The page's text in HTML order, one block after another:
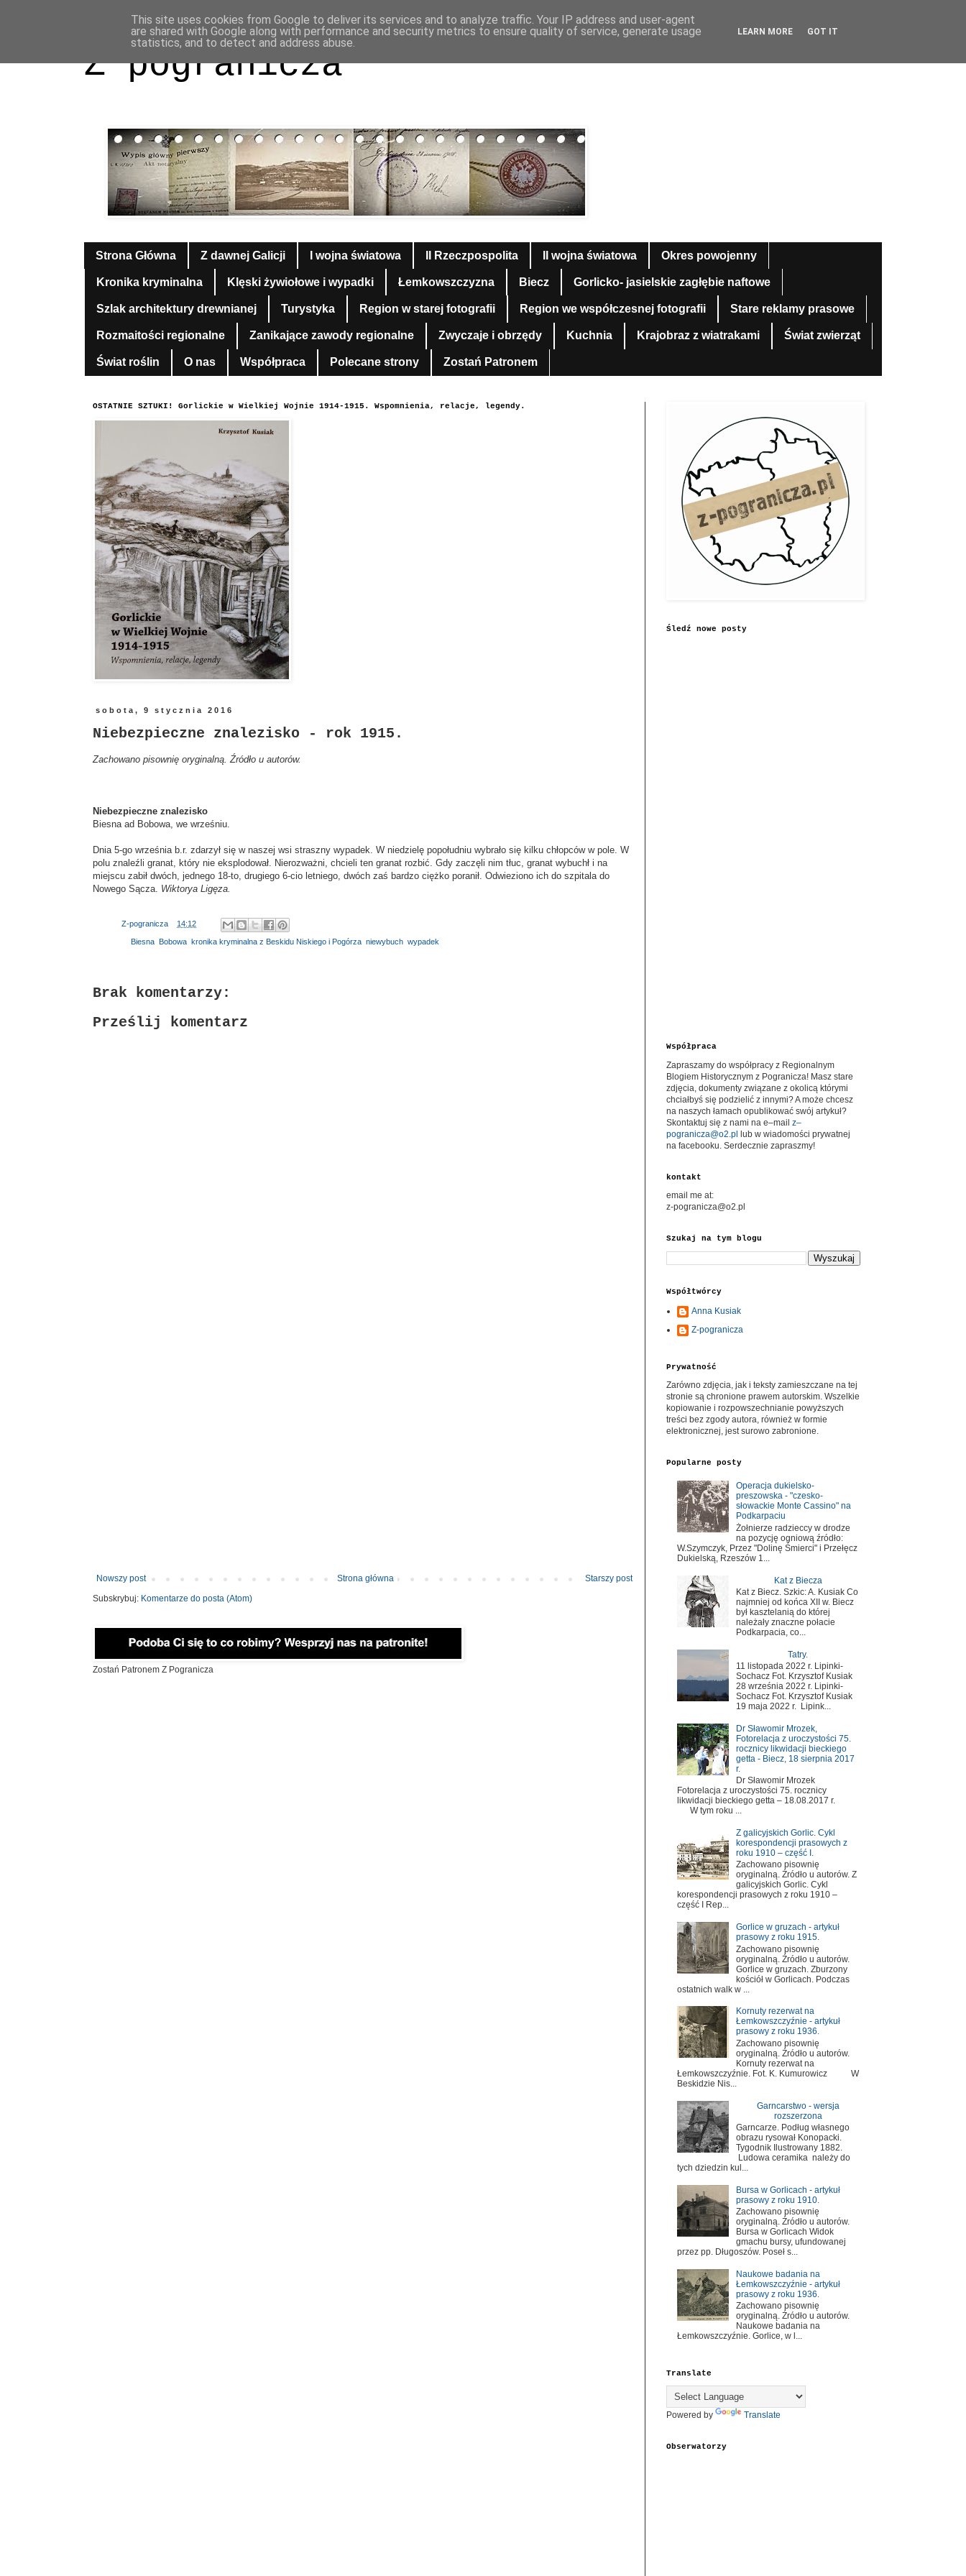
Z pogranicza
Strona Główna Z dawnej Galicji I wojna światowa II Rzeczpospolita II wojna światowa Okres powojenny
Kronika kryminalna Klęski żywiołowe i wypadki Łemkowszczyzna Biecz Gorlicko- jasielskie zagłębie naftowe
Szlak architektury drewnianej Turystyka Region w starej fotografii Region we współczesnej fotografii Stare reklamy prasowe
Rozmaitości regionalne Zanikające zawody regionalne Zwyczaje i obrzędy Kuchnia Krajobraz z wiatrakami Świat zwierząt
Świat roślin O nas Współpraca Polecane strony Zostań Patronem
OSTATNIE SZTUKI! Gorlickie w Wielkiej Wojnie 1914-1915. Wspomnienia, relacje, legendy.
sobota, 9 stycznia 2016
Niebezpieczne znalezisko - rok 1915.
Zachowano pisownię oryginalną. Źródło u autorów.
Niebezpieczne znalezisko
Biesna ad Bobowa, we wrześniu.
Dnia 5-go września b.r. zdarzył się w naszej wsi straszny wypadek. W niedzielę popołudniu wybrało się kilku chłopców w pole. W
polu znaleźli granat, który nie eksplodował. Nierozważni, chcieli ten granat rozbić. Gdy zaczęli nim tłuc, granat wybuchł i na
miejscu zabił dwóch, jednego 18-to, drugiego 6-cio letniego, dwóch zaś bardzo ciężko poranił. Odwieziono ich do szpitala do
Nowego Sącza. Wiktorya Ligęza.
Z-pogranicza 14:12
Biesna Bobowa kronika kryminalna z Beskidu Niskiego i Pogórza niewybuch wypadek
Brak komentarzy:
Prześlij komentarz
Nowszy post Starszy post
Strona główna
Subskrybuj: Komentarze do posta (Atom)
Zostań Patronem Z Pogranicza
Śledź nowe posty
Współpraca
Zapraszamy do współpracy z Regionalnym
Blogiem Historycznym z Pogranicza! Masz stare
zdjęcia, dokumenty związane z okolicą którymi
chciałbyś się podzielić z innymi? A może chcesz
na naszych łamach opublikować swój artykuł?
Skontaktuj się z nami na e–mail z–
pogranicza@o2.pl
lub w wiadomości prywatnej
na facebooku. Serdecznie zapraszmy!
kontakt
email me at:
z-pogranicza@o2.pl
Szukaj na tym blogu
Współtwórcy
Anna Kusiak
Z-pogranicza
Prywatność
Zarówno zdjęcia, jak i teksty zamieszczane na tej
stronie są chronione prawem autorskim. Wszelkie
kopiowanie i rozpowszechnianie powyższych
treści bez zgody autora, również w formie
elektronicznej, jest surowo zabronione.
Popularne posty
Operacja dukielsko-
preszowska - "czesko-
słowackie Monte Cassino" na
Podkarpaciu
Żołnierze radzieccy w drodze
na pozycję ogniową źródło:
W.Szymczyk, Przez "Dolinę Śmierci" i Przełęcz
Dukielską, Rzeszów 1...
Kat z Biecza
Kat z Biecz. Szkic: A. Kusiak Co
najmniej od końca XII w. Biecz
był kasztelanią do której
należały znaczne połacie
Podkarpacia, co...
Tatry.
11 listopada 2022 r. Lipinki-
Sochacz Fot. Krzysztof Kusiak
28 września 2022 r. Lipinki-
Sochacz Fot. Krzysztof Kusiak
19 maja 2022 r. Lipink...
Dr Sławomir Mrozek,
Fotorelacja z uroczystości 75.
rocznicy likwidacji bieckiego
getta - Biecz, 18 sierpnia 2017
r.
Dr Sławomir Mrozek
Fotorelacja z uroczystości 75. rocznicy
likwidacji bieckiego getta – 18.08.2017 r.
W tym roku ...
Z galicyjskich Gorlic. Cykl
korespondencji prasowych z
roku 1910 – część I.
Zachowano pisownię
oryginalną. Źródło u autorów. Z
galicyjskich Gorlic. Cykl
korespondencji prasowych z roku 1910 –
część I Rep...
Gorlice w gruzach - artykuł
prasowy z roku 1915.
Zachowano pisownię
oryginalną. Źródło u autorów.
Gorlice w gruzach. Zburzony
kościół w Gorlicach. Podczas
ostatnich walk w ...
Kornuty rezerwat na
Łemkowszczyźnie - artykuł
prasowy z roku 1936.
Zachowano pisownię
oryginalną. Źródło u autorów.
Kornuty rezerwat na
Łemkowszczyźnie. Fot. K. Kumurowicz W
Beskidzie Nis...
Garncarstwo - wersja
rozszerzona
Garncarze. Podług własnego
obrazu rysował Konopacki.
Tygodnik Ilustrowany 1882.
Ludowa ceramika należy do
tych dziedzin kul...
Bursa w Gorlicach - artykuł
prasowy z roku 1910.
Zachowano pisownię
oryginalną. Źródło u autorów.
Bursa w Gorlicach Widok
gmachu bursy, ufundowanej
przez pp. Długoszów. Poseł s...
Naukowe badania na
Łemkowszczyźnie - artykuł
prasowy z roku 1936.
Zachowano pisownię
oryginalną. Źródło u autorów.
Naukowe badania na
Łemkowszczyźnie. Gorlice, w l...
Translate
Powered by Translate
Obserwatorzy
This site uses cookies from Google to deliver its services and to analyze traffic. Your IP address and user-agent
are shared with Google along with performance and security metrics to ensure quality of service, generate usage
statistics, and to detect and address abuse.
LEARN MORE GOT IT